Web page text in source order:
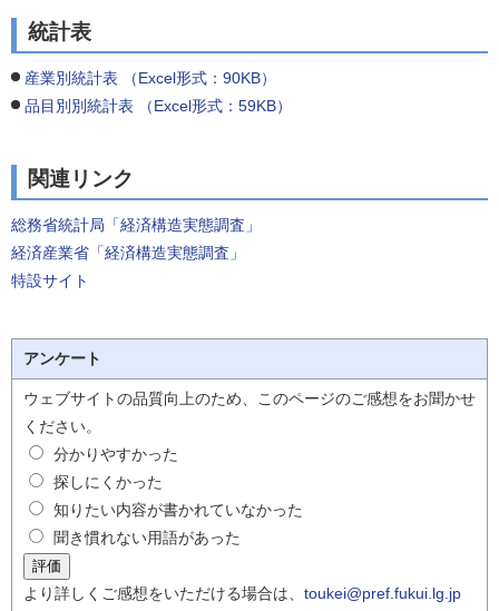
統計表
産業別統計表 （Excel形式：90KB）
品目別別統計表 （Excel形式：59KB）
関連リンク
総務省統計局「経済構造実態調査」
経済産業省「経済構造実態調査」
特設サイト
アンケート
ウェブサイトの品質向上のため、このページのご感想をお聞かせ
ください。
分かりやすかった
探しにくかった
知りたい内容が書かれていなかった
聞き慣れない用語があった
より詳しくご感想をいただける場合は、 toukei@pref.fukui.lg.jp